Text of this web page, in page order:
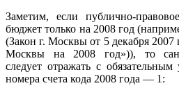
Заметим, если публично-
бюджет только на 2008 год
(Закон г. Москвы от 5 декабря
Москвы на 2008 год»)), то
следует отражать с
номера счета кода 2008 года — 1: